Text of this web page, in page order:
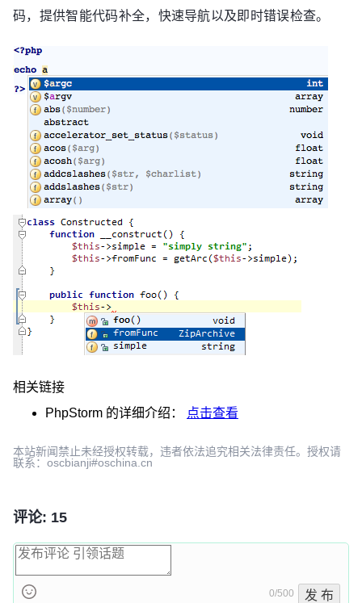
码，提供智能代码补全，快速导航以及即时错误检查。
相关链接
PhpStorm 的详细介绍： 点击查看
本站新闻禁止未经授权转载，违者依法追究相关法律责任。授权请
联系：oscbianji#oschina.cn
评论: 15
0/500 发 布